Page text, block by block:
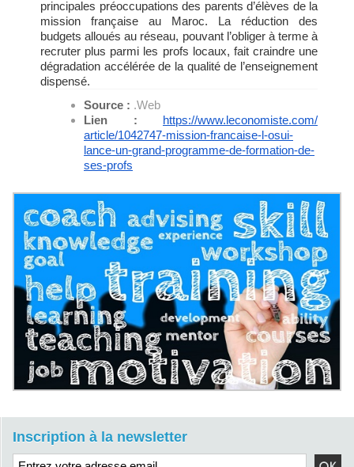
principales préoccupations des parents d’élèves de la
mission française au Maroc. La réduction des
budgets alloués au réseau, pouvant l’obliger à terme à
recruter plus parmi les profs locaux, fait craindre une
dégradation accélérée de la qualité de l’enseignement
dispensé.
Source : .Web
Lien : https://www.leconomiste.com/
article/1042747-mission-francaise-l-osui-
lance-un-grand-programme-de-formation-de-
ses-profs
Inscription à la newsletter